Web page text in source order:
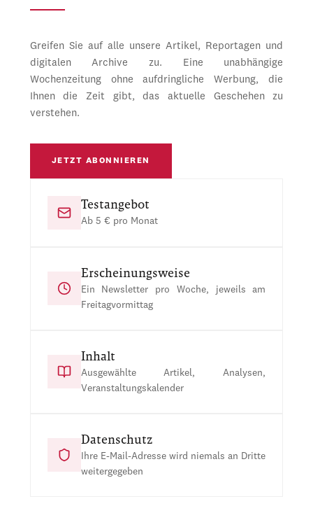
Greifen Sie auf alle unsere Artikel, Reportagen und
digitalen Archive zu. Eine unabhängige
Wochenzeitung ohne aufdringliche Werbung, die
Ihnen die Zeit gibt, das aktuelle Geschehen zu
verstehen.
JETZT ABONNIEREN
Testangebot
Ab 5 € pro Monat
Erscheinungsweise
Ein Newsletter pro Woche, jeweils am
Freitagvormittag
Inhalt
Ausgewählte Artikel, Analysen,
Veranstaltungskalender
Datenschutz
Ihre E-Mail-Adresse wird niemals an Dritte
weitergegeben